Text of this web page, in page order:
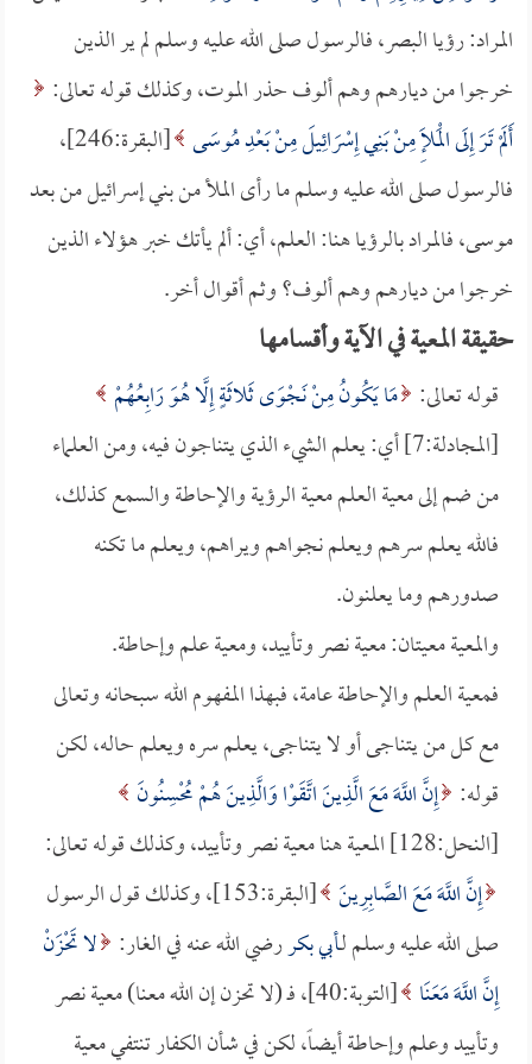
المراد: رؤيا البصر، فالرسول صلى الله عليه وسلم لم ير الذين
خرجوا من ديارهم وهم ألوف حذر الموت، وكذلك قوله تعالى:
أَلَمْ تَرَ إِلَى الْمَلَإِ مِنْ بَنِي إِسْرَائِيلَ مِنْ بَعْدِ مُوسَى
[البقرة:246]،
فالرسول صلى الله عليه وسلم ما رأى الملأ من بني إسرائيل من بعد
موسى، فالمراد بالرؤيا هنا: العلم، أي: ألم يأتك خبر هؤلاء الذين
خرجوا من ديارهم وهم ألوف؟ وثم أقوال أخر.
حقيقة المعية في الآية وأقسامها
قوله تعالى: مَا يَكُونُ مِنْ نَجْوَى ثَلاثَةٍ إِلَّا هُوَ رَابِعُهُمْ
[المجادلة:7] أي: يعلم الشيء الذي يتناجون فيه، ومن العلماء
من ضم إلى معية العلم معية الرؤية والإحاطة والسمع كذلك،
فالله يعلم سرهم ويعلم نجواهم ويراهم، ويعلم ما تكنه
صدورهم وما يعلنون.
والمعية معيتان: معية نصر وتأييد، ومعية علم وإحاطة.
فمعية العلم والإحاطة عامة، فبهذا المفهوم الله سبحانه وتعالى
مع كل من يتناجى أو لا يتناجى، يعلم سره ويعلم حاله، لكن
قوله: إِنَّ اللَّهَ مَعَ الَّذِينَ اتَّقَوْا وَالَّذِينَ هُمْ مُحْسِنُونَ
[النحل:128] المعية هنا معية نصر وتأييد، وكذلك قوله تعالى:
إِنَّ اللَّهَ مَعَ الصَّابِرِينَ
[البقرة:153]، وكذلك قول الرسول
صلى الله عليه وسلم لـأبي بكررضي الله عنه في الغار: لا تَحْزَنْ
إِنَّ اللَّهَ مَعَنَا
[التوبة:40]، فـ (لا تحزن إن الله معنا) معية نصر
وتأييد وعلم وإحاطة أيضاً، لكن في شأن الكفار تنتفي معية